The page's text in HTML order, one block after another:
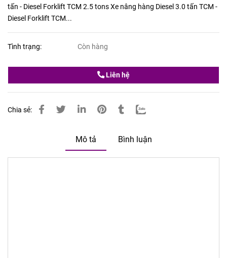
tấn - Diesel Forklift TCM 2.5 tons Xe nâng hàng Diesel 3.0 tấn TCM -
Diesel Forklift TCM...
Tình trạng: Còn hàng
Liên hệ
Chia sẻ:
Mô tả Bình luận